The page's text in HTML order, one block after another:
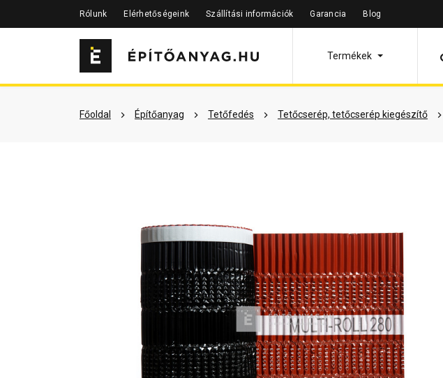
Rólunk Elérhetőségeink Szállítási információk Garancia Blog
Termékek
Főoldal Építőanyag Tetőfedés Tetőcserép, tetőcserép kiegészítő
Szükséged lehet rá Részletes leírás Termékinformáció